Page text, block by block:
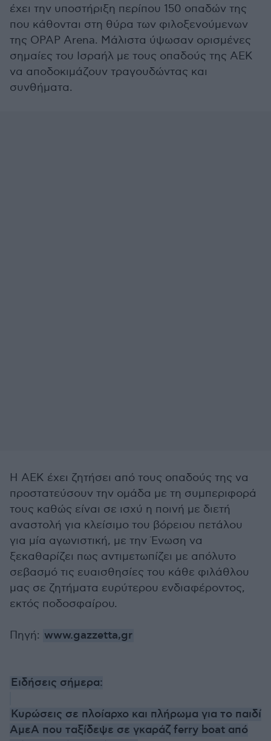
έχει την υποστήριξη περίπου 150 οπαδών της
που κάθονται στη θύρα των φιλοξενούμενων
της OPAP Arena. Μάλιστα ύψωσαν ορισμένες
σημαίες του Ισραήλ με τους οπαδούς της ΑΕΚ
να αποδοκιμάζουν τραγουδώντας και
συνθήματα.
Η ΑΕΚ έχει ζητήσει από τους οπαδούς της να
προστατεύσουν την ομάδα με τη συμπεριφορά
τους καθώς είναι σε ισχύ η ποινή με διετή
αναστολή για κλείσιμο του βόρειου πετάλου
για μία αγωνιστική, με την Ένωση να
ξεκαθαρίζει πως αντιμετωπίζει με απόλυτο
σεβασμό τις ευαισθησίες του κάθε φιλάθλου
μας σε ζητήματα ευρύτερου ενδιαφέροντος,
εκτός ποδοσφαίρου.
Πηγή: www.gazzetta,gr
Ειδήσεις σήμερα:
Κυρώσεις σε πλοίαρχο και πλήρωμα για το παιδί
ΑμεΑ που ταξίδεψε σε γκαράζ ferry boat από